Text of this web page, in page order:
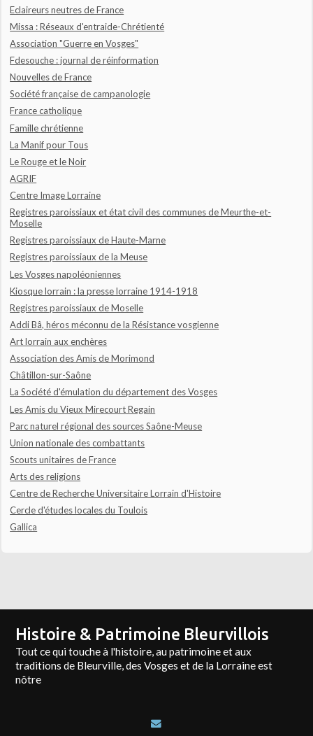
Eclaireurs neutres de France
Missa : Réseaux d'entraide-Chrétienté
Association "Guerre en Vosges"
Fdesouche : journal de réinformation
Nouvelles de France
Société française de campanologie
France catholique
Famille chrétienne
La Manif pour Tous
Le Rouge et le Noir
AGRIF
Centre Image Lorraine
Registres paroissiaux et état civil des communes de Meurthe-et-
Moselle
Registres paroissiaux de Haute-Marne
Registres paroissiaux de la Meuse
Les Vosges napoléoniennes
Kiosque lorrain : la presse lorraine 1914-1918
Registres paroissiaux de Moselle
Addi Bâ, héros méconnu de la Résistance vosgienne
Art lorrain aux enchères
Association des Amis de Morimond
Châtillon-sur-Saône
La Société d'émulation du département des Vosges
Les Amis du Vieux Mirecourt Regain
Parc naturel régional des sources Saône-Meuse
Union nationale des combattants
Scouts unitaires de France
Arts des religions
Centre de Recherche Universitaire Lorrain d'Histoire
Cercle d'études locales du Toulois
Gallica
Histoire & Patrimoine Bleurvillois
Tout ce qui touche à l'histoire, au patrimoine et aux
traditions de Bleurville, des Vosges et de la Lorraine est
nôtre